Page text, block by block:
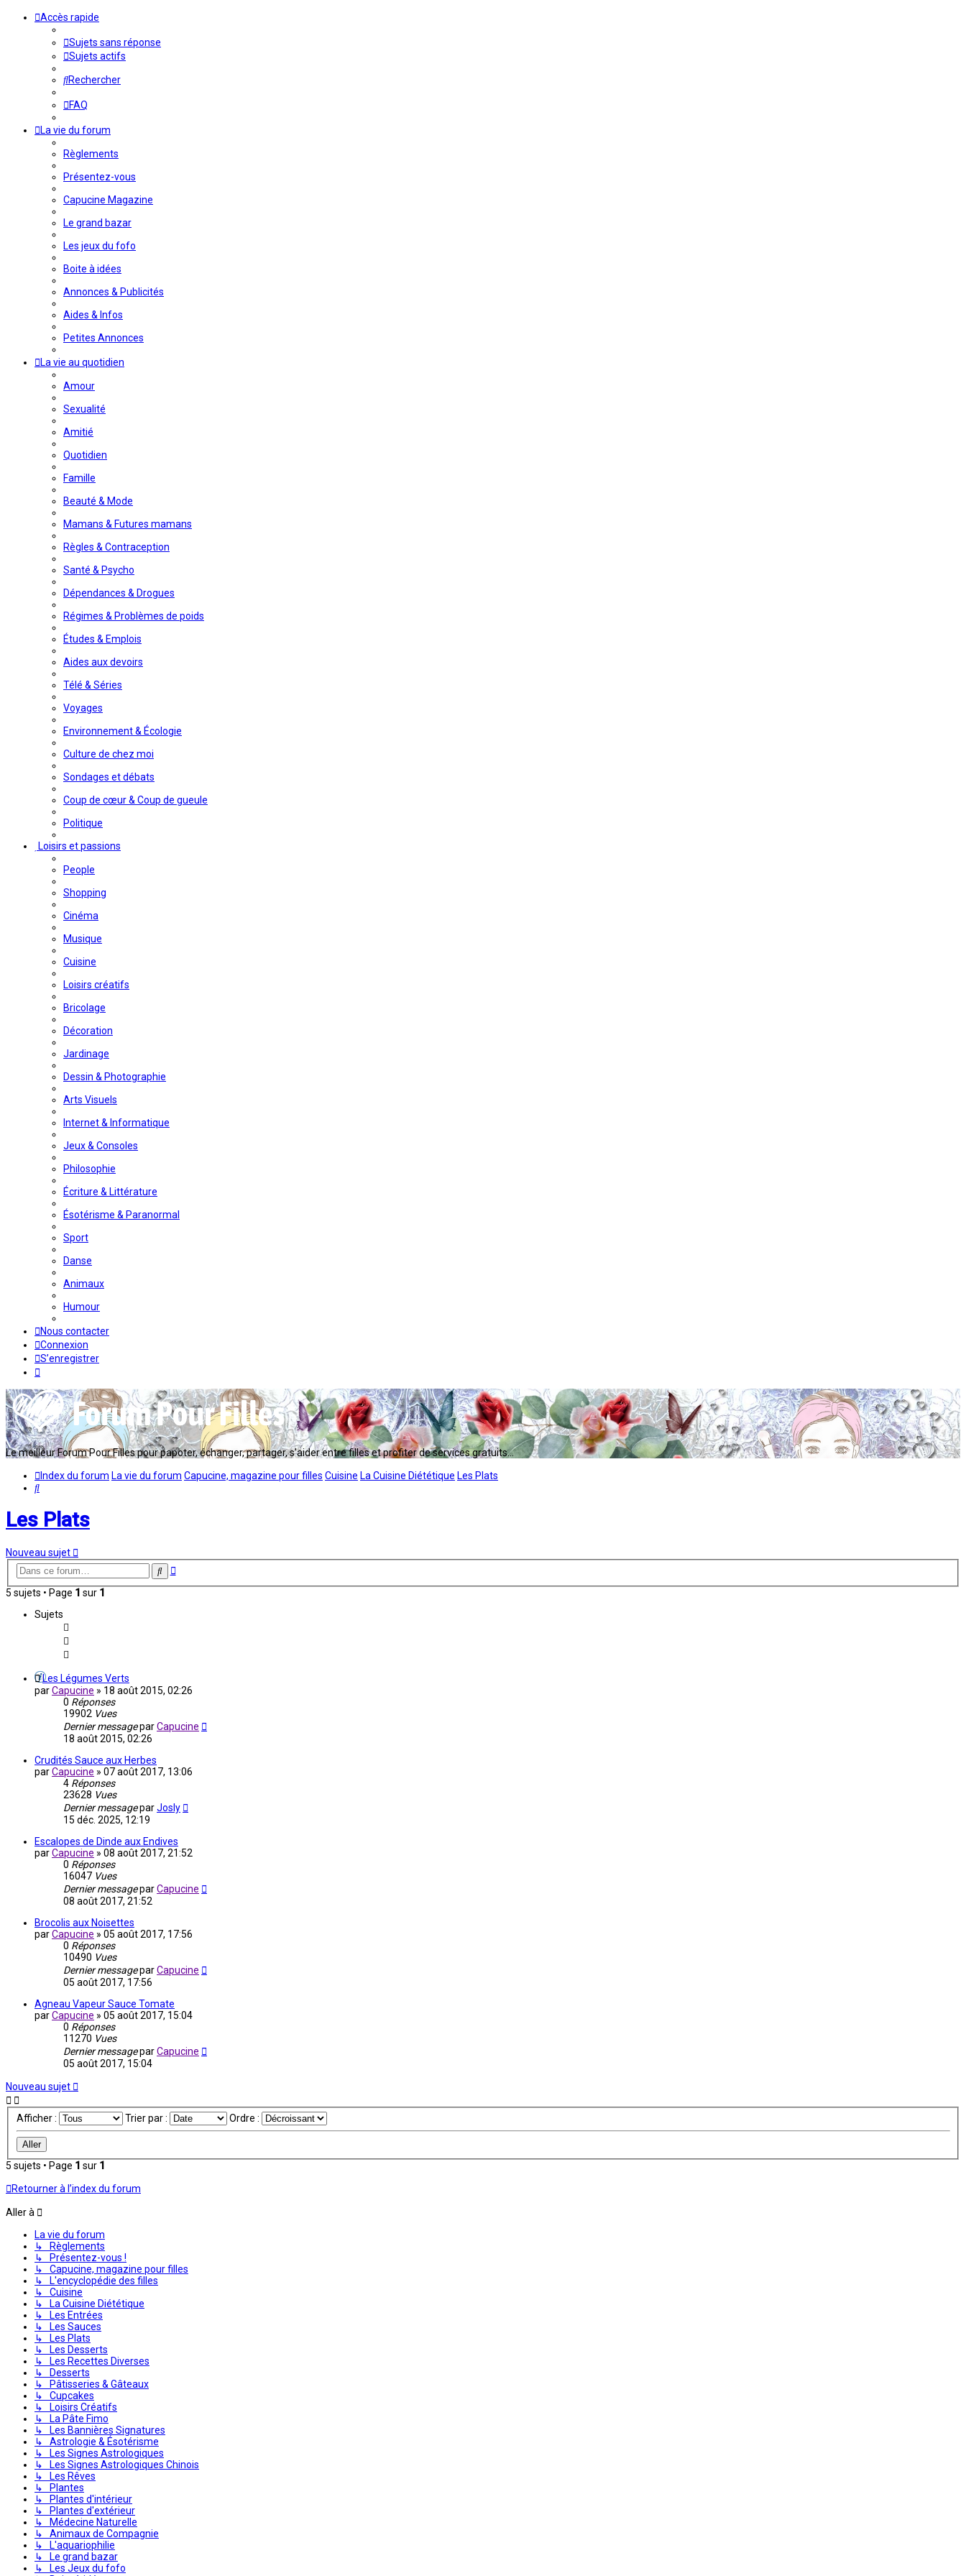
Accès rapide
Sujets sans réponse
Sujets actifs
Rechercher
FAQ
La vie du forum
Règlements
Présentez-vous
Capucine Magazine
Le grand bazar
Les jeux du fofo
Boite à idées
Annonces & Publicités
Aides & Infos
Petites Annonces
La vie au quotidien
Amour
Sexualité
Amitié
Quotidien
Famille
Beauté & Mode
Mamans & Futures mamans
Règles & Contraception
Santé & Psycho
Dépendances & Drogues
Régimes & Problèmes de poids
Études & Emplois
Aides aux devoirs
Télé & Séries
Voyages
Environnement & Écologie
Culture de chez moi
Sondages et débats
Coup de cœur & Coup de gueule
Politique
Loisirs et passions
People
Shopping
Cinéma
Musique
Cuisine
Loisirs créatifs
Bricolage
Décoration
Jardinage
Dessin & Photographie
Arts Visuels
Internet & Informatique
Jeux & Consoles
Philosophie
Écriture & Littérature
Ésotérisme & Paranormal
Sport
Danse
Animaux
Humour
Nous contacter
Connexion
S’enregistrer
Le meilleur Forum Pour Filles pour papoter, échanger, partager, s'aider entre filles et profiter de services gratuits...
Index du forum La vie du forum Capucine, magazine pour filles Cuisine La Cuisine Diététique Les Plats
Rechercher
Les Plats
Nouveau sujet
Rechercher
Recherche
5 sujets • Page 1 sur 1
Sujets
Les Légumes Verts
parCapucine » 18 août 2015, 02:26
0 Réponses
19902 Vues
Dernier messageparCapucine
18 août 2015, 02:26
Crudités Sauce aux Herbes
parCapucine » 07 août 2017, 13:06
4 Réponses
23628 Vues
Dernier messageparJosly
15 déc. 2025, 12:19
Escalopes de Dinde aux Endives
parCapucine » 08 août 2017, 21:52
0 Réponses
16047 Vues
Dernier messageparCapucine
08 août 2017, 21:52
Brocolis aux Noisettes
parCapucine » 05 août 2017, 17:56
0 Réponses
10490 Vues
Dernier messageparCapucine
05 août 2017, 17:56
Agneau Vapeur Sauce Tomate
parCapucine » 05 août 2017, 15:04
0 Réponses
11270 Vues
Dernier messageparCapucine
05 août 2017, 15:04
Nouveau sujet
Afficher : Trier par : Ordre :
5 sujets • Page 1 sur 1
Retourner à l’index du forum
Aller à
La vie du forum
↳ Règlements
↳ Présentez-vous !
↳ Capucine, magazine pour filles
↳ L'encyclopédie des filles
↳ Cuisine
↳ La Cuisine Diététique
↳ Les Entrées
↳ Les Sauces
↳ Les Plats
↳ Les Desserts
↳ Les Recettes Diverses
↳ Desserts
↳ Pâtisseries & Gâteaux
↳ Cupcakes
↳ Loisirs Créatifs
↳ La Pâte Fimo
↳ Les Bannières Signatures
↳ Astrologie & Ésotérisme
↳ Les Signes Astrologiques
↳ Les Signes Astrologiques Chinois
↳ Les Rêves
↳ Plantes
↳ Plantes d'intérieur
↳ Plantes d'extérieur
↳ Médecine Naturelle
↳ Animaux de Compagnie
↳ L'aquariophilie
↳ Le grand bazar
↳ Les Jeux du fofo